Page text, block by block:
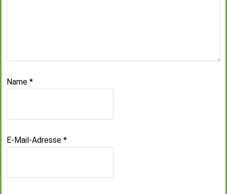
Name *
E-Mail-Adresse *